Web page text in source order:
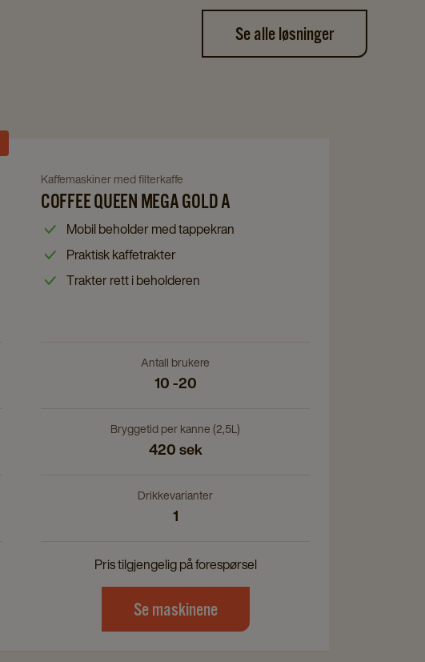
Se alle løsninger
Coffee
Queen
Mega
Gold
A
Navigate
to
Coffee
Queen
Gold
Kaffemaskiner med filterkaffe
COFFEE QUEEN MEGA GOLD A
Mobil beholder med tappekran
Praktisk kaffetrakter
Trakter rett i beholderen
Antall brukere
10 -20
Bryggetid per kanne (2,5L)
420 sek
Drikkevarianter
1
Pris tilgjengelig på forespørsel
Se maskinene